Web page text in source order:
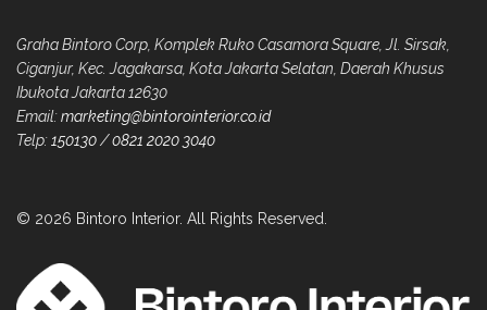
Graha Bintoro Corp, Komplek Ruko Casamora Square, Jl. Sirsak,
Ciganjur, Kec. Jagakarsa, Kota Jakarta Selatan, Daerah Khusus
Ibukota Jakarta 12630
Email:marketing@bintorointerior.co.id
Telp: 150130/0821 2020 3040
© 2026 Bintoro Interior. All Rights Reserved.